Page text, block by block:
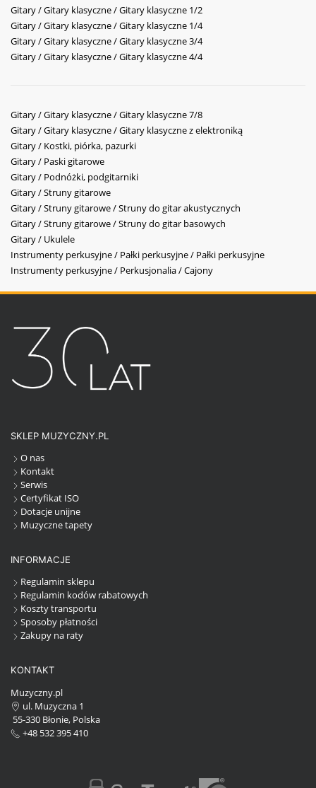
Gitary / Gitary klasyczne / Gitary klasyczne 1/2
Gitary / Gitary klasyczne / Gitary klasyczne 1/4
Gitary / Gitary klasyczne / Gitary klasyczne 3/4
Gitary / Gitary klasyczne / Gitary klasyczne 4/4
Gitary / Gitary klasyczne / Gitary klasyczne 7/8
Gitary / Gitary klasyczne / Gitary klasyczne z elektroniką
Gitary / Kostki, piórka, pazurki
Gitary / Paski gitarowe
Gitary / Podnóżki, podgitarniki
Gitary / Struny gitarowe
Gitary / Struny gitarowe / Struny do gitar akustycznych
Gitary / Struny gitarowe / Struny do gitar basowych
Gitary / Ukulele
Instrumenty perkusyjne / Pałki perkusyjne / Pałki perkusyjne
Instrumenty perkusyjne / Perkusjonalia / Cajony
SKLEP MUZYCZNY.PL
O nas
Kontakt
Serwis
Certyfikat ISO
Dotacje unijne
Muzyczne tapety
INFORMACJE
Regulamin sklepu
Regulamin kodów rabatowych
Koszty transportu
Sposoby płatności
Zakupy na raty
KONTAKT
Muzyczny.pl
ul. Muzyczna 1
55-330 Błonie, Polska
+48 532 395 410